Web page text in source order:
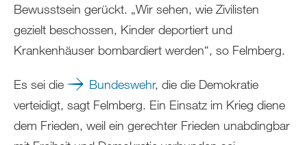
Bewusstsein gerückt. „Wir sehen, wie Zivilisten
gezielt beschossen, Kinder deportiert und
Krankenhäuser bombardiert werden“, so Felmberg.
Es sei die Bundeswehr, die die Demokratie
verteidigt, sagt Felmberg. Ein Einsatz im Krieg diene
dem Frieden, weil ein gerechter Frieden unabdingbar